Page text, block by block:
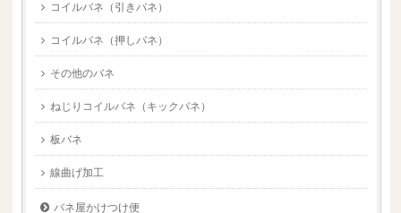
コイルバネ（引きバネ）
コイルバネ（押しバネ）
その他のバネ
ねじりコイルバネ（キックバネ）
板バネ
線曲げ加工
バネ屋かけつけ便